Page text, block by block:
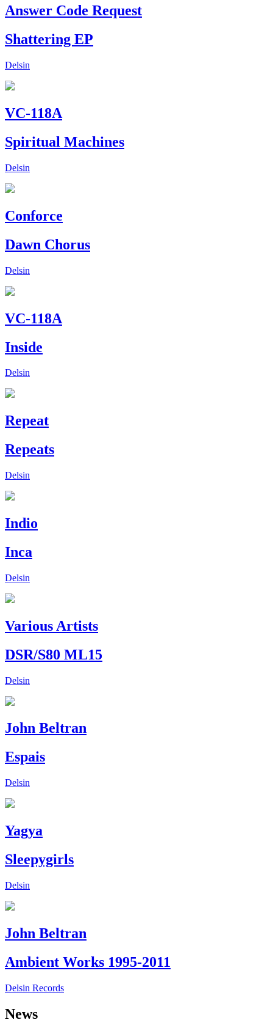
Answer Code Request
Shattering EP
Delsin
VC-118A
Spiritual Machines
Delsin
Conforce
Dawn Chorus
Delsin
VC-118A
Inside
Delsin
Repeat
Repeats
Delsin
Indio
Inca
Delsin
Various Artists
DSR/S80 ML15
Delsin
John Beltran
Espais
Delsin
Yagya
Sleepygirls
Delsin
John Beltran
Ambient Works 1995-2011
Delsin Records
News